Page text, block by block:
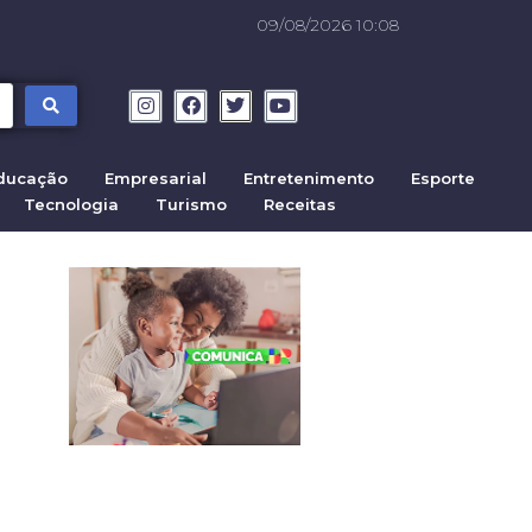
09/08/2026 10:08
Empresarial Entretenimento
Esporte
Tecnologia Turismo Receitas